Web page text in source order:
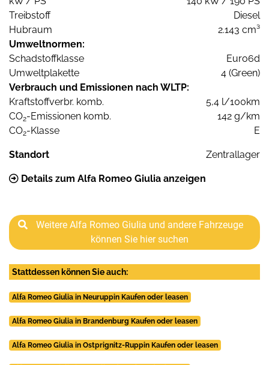
Treibstoff
Diesel
Hubraum
2.143 cm³
Umweltnormen:
Schadstoffklasse
Euro6d
Umweltplakette
4 (Green)
Verbrauch und Emissionen nach WLTP:
Kraftstoffverbr. komb.
5,4 l/100km
CO2-Emissionen komb.
142 g/km
CO2-Klasse E
Standort Zentrallager
Details zum Alfa Romeo Giulia anzeigen
Weitere Alfa Romeo Giulia und andere Fahrzeuge
können Sie hier suchen
Stattdessen können Sie auch:
Alfa Romeo Giulia in Neuruppin Kaufen oder leasen
Alfa Romeo Giulia in Brandenburg Kaufen oder leasen
Alfa Romeo Giulia in Ostprignitz-Ruppin Kaufen oder leasen